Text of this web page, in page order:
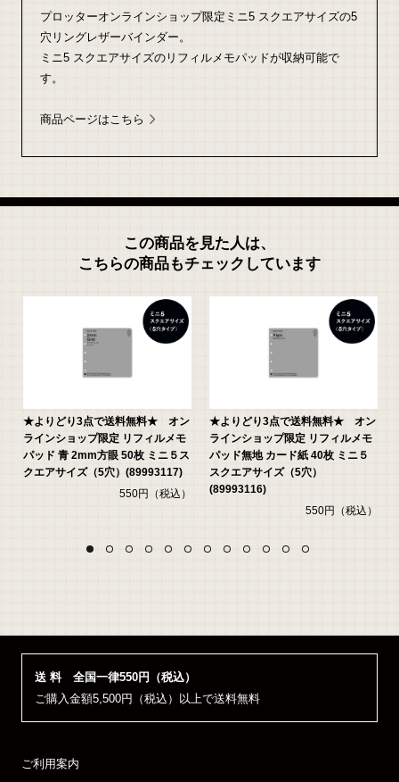
プロッターオンラインショップ限定ミニ5 スクエアサイズの5
穴リングレザーバインダー。
ミニ5 スクエアサイズのリフィルメモパッドが収納可能で
す。
商品ページはこちら
この商品を見た人は、
こちらの商品もチェックしています
★よりどり3点で送料無料★ オン
ラインショップ限定 リフィルメモ
パッド 青 2mm方眼 50枚 ミニ５ス
クエアサイズ（5穴）(89993117)
550円（税込）
★よりどり3点で送料無料★ オン
ラインショップ限定 リフィルメモ
パッド無地 カード紙 40枚 ミニ５
スクエアサイズ（5穴）
(89993116)
550円（税込）
送 料 全国一律550円（税込）
ご購入金額5,500円（税込）以上で送料無料
ご利用案内